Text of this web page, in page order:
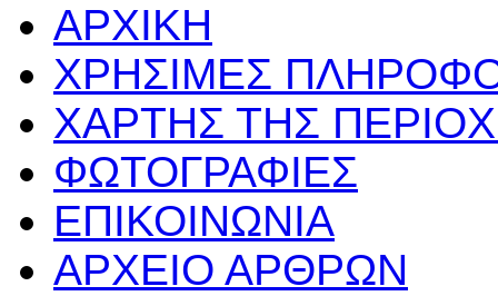
ΑΡΧΙΚΗ
ΧΡΗΣΙΜΕΣ
ΧΑΡΤΗΣ ΤΗΣ
ΦΩΤΟΓΡΑΦΙΕΣ
ΕΠΙΚΟΙΝΩΝΙΑ
ΑΡΧΕΙΟ ΑΡΘΡΩΝ